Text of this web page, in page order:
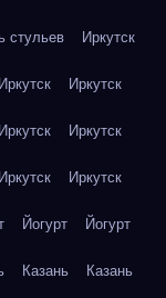
стульев Иркутск
Иркутск Иркутск
Иркутск Иркутск
Иркутск Иркутск
Йогурт Йогурт
Казань Казань